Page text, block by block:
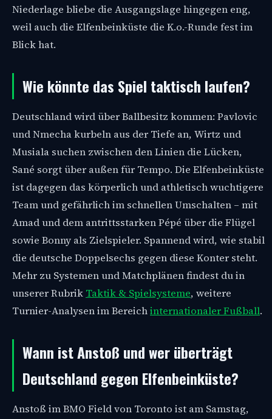
Niederlage bliebe die Ausgangslage hingegen eng,
weil auch die Elfenbeinküste die K.o.-Runde fest im
Blick hat.
Wie könnte das Spiel taktisch laufen?
Deutschland wird über Ballbesitz kommen: Pavlovic
und Nmecha kurbeln aus der Tiefe an, Wirtz und
Musiala suchen zwischen den Linien die Lücken,
Sané sorgt über außen für Tempo. Die Elfenbeinküste
ist dagegen das körperlich und athletisch wuchtigere
Team und gefährlich im schnellen Umschalten – mit
Amad und dem antrittsstarken Pépé über die Flügel
sowie Bonny als Zielspieler. Spannend wird, wie stabil
die deutsche Doppelsechs gegen diese Konter steht.
Mehr zu Systemen und Matchplänen findest du in
unserer Rubrik Taktik & Spielsysteme, weitere
Turnier-Analysen im Bereichinternationaler Fußball.
Wann ist Anstoß und wer überträgt
Deutschland gegen Elfenbeinküste?
Anstoß im BMO Field von Toronto ist am Samstag,